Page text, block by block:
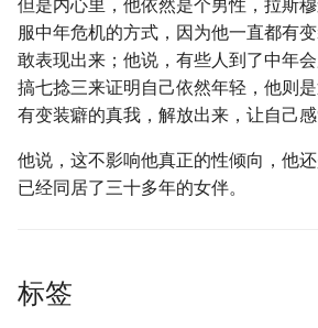
但是内心里，他依然是个男性，拉斯
服中年危机的方式，因为他一直都有
敢表现出来；他说，有些人到了中年
搞七捻三来证明自己依然年轻，他则
有变装癖的真我，解放出来，让自己感
他说，这不影响他真正的性倾向，他
已经同居了三十多年的女伴。
标签